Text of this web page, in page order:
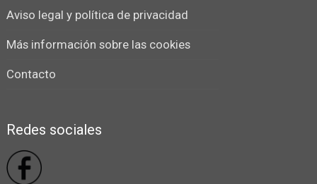
Aviso legal y política de privacidad
Más información sobre las cookies
Contacto
Redes sociales